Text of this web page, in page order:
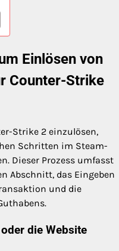
Einlösen von
Counter-Strike
Strike 2 einzulösen,
Schritten im Steam-
Dieser Prozess umfasst
Abschnitt, das Eingeben
und die
die Website